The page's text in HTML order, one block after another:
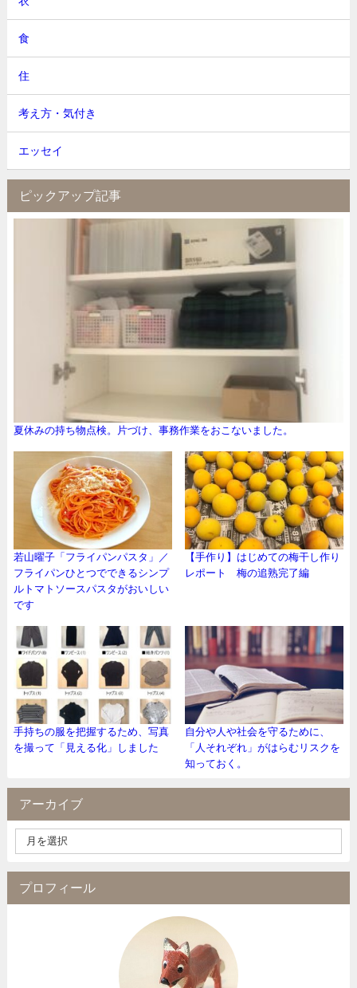
食
住
考え方・気付き
エッセイ
ピックアップ記事
夏休みの持ち物点検。片づけ、事務作業をおこないました。
若山曜子「フライパンパスタ」／
フライパンひとつでできるシンプ
ルトマトソースパスタがおいしい
です
【手作り】はじめての梅干し作り
レポート 梅の追熟完了編
手持ちの服を把握するため、写真
を撮って「見える化」しました
自分や人や社会を守るために、
「人それぞれ」がはらむリスクを
知っておく。
アーカイブ
プロフィール